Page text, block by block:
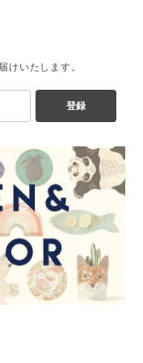
けいたします。
登録